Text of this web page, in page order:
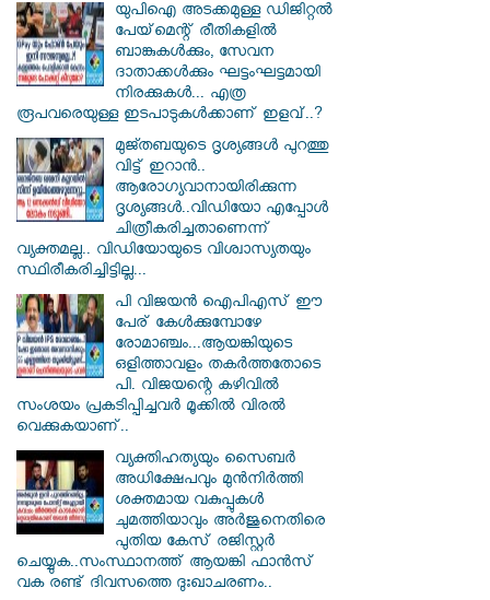
യുപിഐ അടക്കമുള്ള ഡിജിറ്റല്‍
പേയ്‌മെന്റ് രീതികളില്‍
ബാങ്കുകള്‍ക്കും, സേവന
ദാതാക്കള്‍ക്കും ഘട്ടംഘട്ടമായി
നിരക്കുകള്‍... എത്ര
രൂപവരെയുള്ള ഇടപാടുകള്‍ക്കാണ് ഇളവ്..?
മുജ്തബയുടെ ദൃശ്യങ്ങൾ പുറത്തു
വിട്ട് ഇറാൻ..
ആരോഗ്യവാനായിരിക്കുന്ന
ദൃശ്യങ്ങൾ..വിഡിയോ എപ്പോൾ
ചിത്രീകരിച്ചതാണെന്ന്
വ്യക്തമല്ല.. വിഡിയോയുടെ വിശ്വാസ്യതയും
സ്ഥിരീകരിച്ചിട്ടില്ല...
പി വിജയന്‍ ഐപിഎസ് ഈ
പേര് കേൾക്കുമ്പോഴേ
രോമാഞ്ചം...ആയങ്കിയുടെ
ഒളിത്താവളം തകര്‍ത്തതോടെ
പി. വിജയന്റെ കഴിവില്‍
സംശയം പ്രകടിപ്പിച്ചവര്‍ മൂക്കില്‍ വിരല്‍
വെക്കുകയാണ്..
വ്യക്തിഹത്യയും സൈബര്‍
അധിക്ഷേപവും മുന്‍നിര്‍ത്തി
ശക്തമായ വകുപ്പുകള്‍
ചുമത്തിയാവും അർജുനെതിരെ
പുതിയ കേസ് രജിസ്റ്റര്‍
ചെയ്യുക..സംസ്ഥാനത്ത് ആയങ്കി ഫാൻസ്
വക രണ്ട് ദിവസത്തെ ദുഃഖാചരണം..